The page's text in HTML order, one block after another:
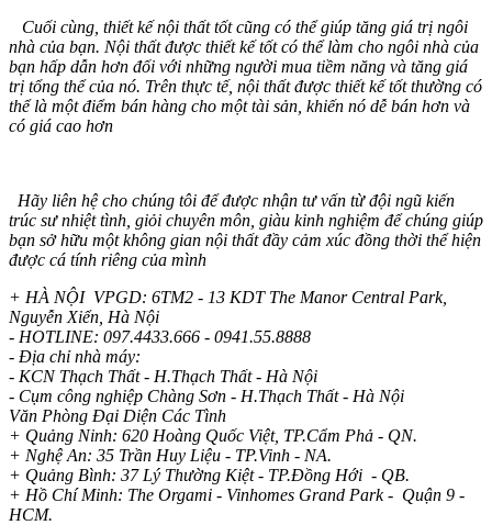
Cuối cùng, thiết kế nội thất tốt cũng có thể giúp tăng giá trị ngôi
nhà của bạn. Nội thất được thiết kế tốt có thể làm cho ngôi nhà của
bạn hấp dẫn hơn đối với những người mua tiềm năng và tăng giá
trị tổng thể của nó. Trên thực tế, nội thất được thiết kế tốt thường có
thể là một điểm bán hàng cho một tài sản, khiến nó dễ bán hơn và
có giá cao hơn
Hãy liên hệ cho chúng tôi để được nhận tư vấn từ đội ngũ kiến
trúc sư nhiệt tình, giỏi chuyên môn, giàu kinh nghiệm để chúng giúp
bạn sở hữu một không gian nội thất đầy cảm xúc đồng thời thể hiện
được cá tính riêng của mình
+ HÀ NỘI VPGD: 6TM2 - 13 KDT The Manor Central Park,
Nguyễn Xiển, Hà Nội
- HOTLINE: 097.4433.666 - 0941.55.8888
- Địa chỉ nhà máy:
- KCN Thạch Thất - H.Thạch Thất - Hà Nội
- Cụm công nghiệp Chàng Sơn - H.Thạch Thất - Hà Nội
Văn Phòng Đại Diện Các Tình
+ Quảng Ninh: 620 Hoàng Quốc Việt, TP.Cẩm Phả - QN.
+ Nghệ An: 35 Trần Huy Liệu - TP.Vinh - NA.
+ Quảng Bình: 37 Lý Thường Kiệt - TP.Đồng Hới - QB.
+ Hồ Chí Minh: The Orgami - Vinhomes Grand Park - Quận 9 -
HCM.